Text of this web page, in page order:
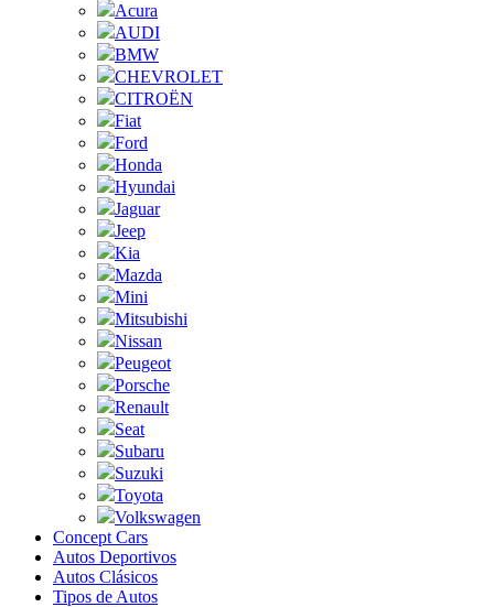
Acura
AUDI
BMW
CHEVROLET
CITROËN
Fiat
Ford
Honda
Hyundai
Jaguar
Jeep
Kia
Mazda
Mini
Mitsubishi
Nissan
Peugeot
Porsche
Renault
Seat
Subaru
Suzuki
Toyota
Volkswagen
Concept Cars
Autos Deportivos
Autos Clásicos
Tipos de Autos